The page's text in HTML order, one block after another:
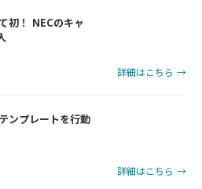
初！ NECのキャ
詳細はこちら →
ンプレートを行動
詳細はこちら →